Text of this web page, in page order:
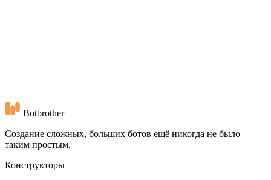
где нужен человек.
Botbrother
Создание сложных, больших ботов ещё никогда не было
таким простым.
Конструкторы